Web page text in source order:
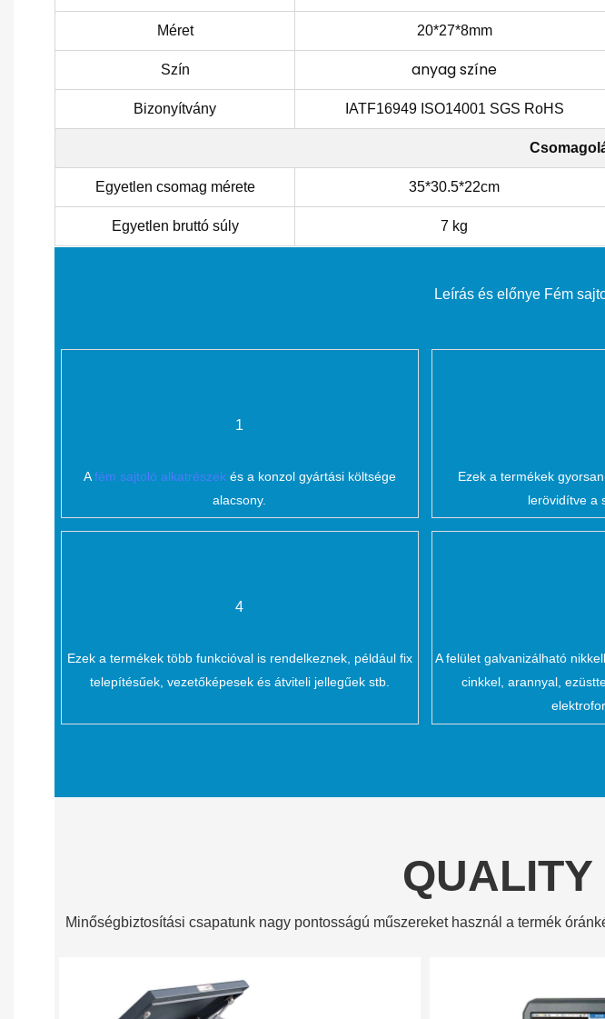
Méret 20*27*8mm
Szín anyag színe
Bizonyítvány IATF16949 ISO14001 SGS RoHS
Egyetlen csomag mérete 35*30.5*22cm
Egyetlen bruttó súly 7 kg
Leírás és előnye Fém
1
Afém sajtoló alkatrészekés a konzol gyártási költsége
alacsony.
Ezek a termékek
lerövidítve a
4
Ezek a termékek több funkcióval is rendelkeznek, például fix
telepítésűek, vezetőképesek és átviteli jellegűek stb.
A felület galvanizálható
cinkkel, arannyal,
Minőségbiztosítási csapatunk nagy pontosságú műszereket használ a termék